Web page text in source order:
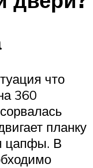
что
360
планку
цапфы. В